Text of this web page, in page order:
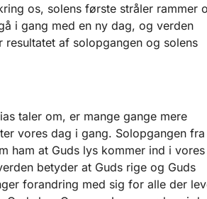
os, solens første stråler rammer
i gang med en ny dag, og verden
af solopgangen og solens
taler om, er mange gange mere
vores dag i gang. Solopgangen fra
ham at Guds lys kommer ind i vores
betyder at Guds rige og Guds
forandring med sig for alle der